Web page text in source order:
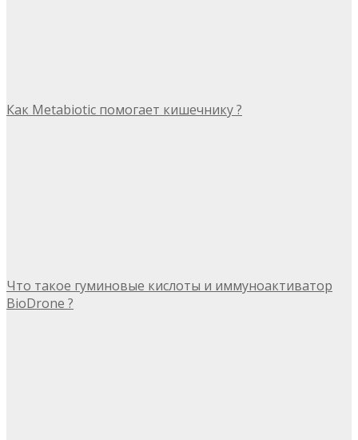
Как Metabiotic помогает кишечнику ?
Что такое гуминовые кислоты и иммуноактиватор
BioDrone ?